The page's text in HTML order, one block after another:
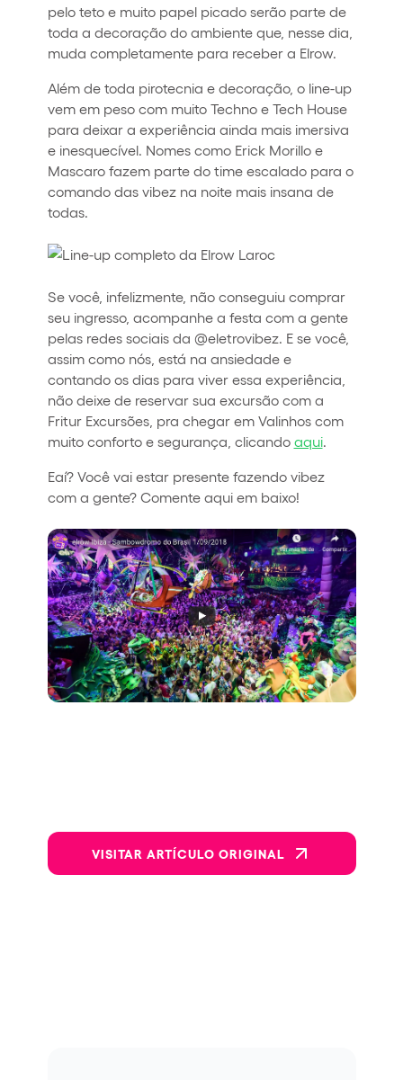
pelo teto e muito papel picado serão parte de
toda a decoração do ambiente que, nesse dia,
muda completamente para receber a Elrow.
Além de toda pirotecnia e decoração, o line-up
vem em peso com muito Techno e Tech House
para deixar a experiência ainda mais imersiva
e inesquecível. Nomes como Erick Morillo e
Mascaro fazem parte do time escalado para o
comando das vibez na noite mais insana de
todas.
Se você, infelizmente, não conseguiu comprar
seu ingresso, acompanhe a festa com a gente
pelas redes sociais da @eletrovibez. E se você,
assim como nós, está na ansiedade e
contando os dias para viver essa experiência,
não deixe de reservar sua excursão com a
Fritur Excursões, pra chegar em Valinhos com
muito conforto e segurança, clicando aqui.
Eaí? Você vai estar presente fazendo vibez
com a gente? Comente aqui em baixo!
VISITAR ARTÍCULO ORIGINAL